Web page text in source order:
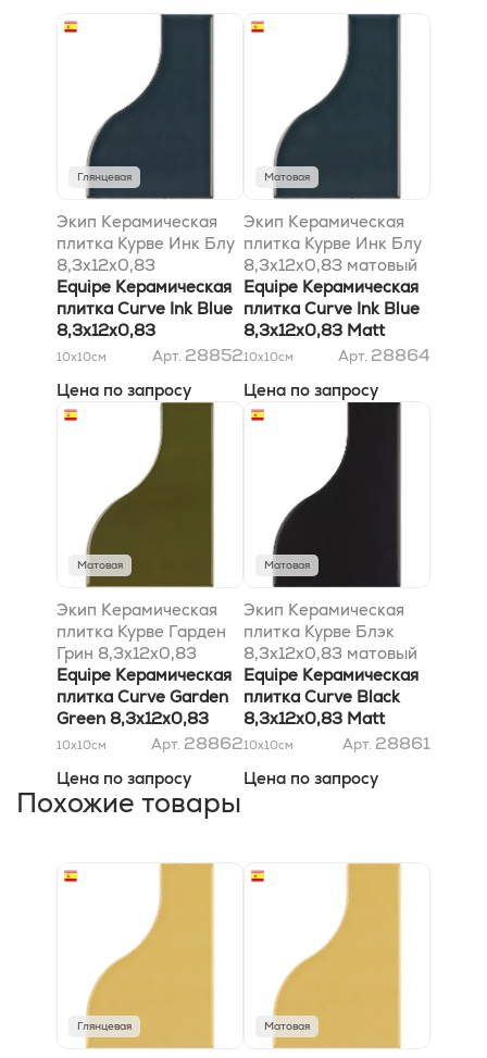
Глянцевая
Экип Керамическая
плитка Курве Инк Блу
8,3x12x0,83
Equipe Керамическая
плитка Curve Ink Blue
8,3x12x0,83
10x10см Арт. 28852
Цена по запросу
Матовая
Экип Керамическая
плитка Курве Инк Блу
8,3x12x0,83 матовый
Equipe Керамическая
плитка Curve Ink Blue
8,3x12x0,83 Matt
10x10см Арт. 28864
Цена по запросу
Матовая
Экип Керамическая
плитка Курве Гарден
Грин 8,3x12x0,83
матовый
Equipe Керамическая
плитка Curve Garden
Green 8,3x12x0,83
Matt
10x10см Арт. 28862
Цена по запросу
Матовая
Экип Керамическая
плитка Курве Блэк
8,3x12x0,83 матовый
Equipe Керамическая
плитка Curve Black
8,3x12x0,83 Matt
10x10см Арт. 28861
Цена по запросу
Похожие товары
Глянцевая Матовая